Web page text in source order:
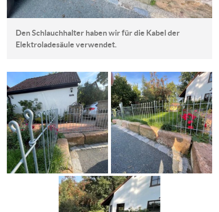
Den Schlauchhalter haben wir für die Kabel der
Elektroladesäule verwendet.